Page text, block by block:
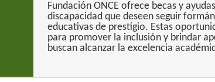
Fundación ONCE ofrece becas y
discapacidad que deseen seguir
educativas de prestigio. Estas
para promover la inclusión y brindar
buscan alcanzar la excelencia